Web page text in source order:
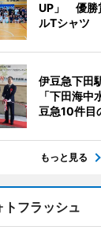
UP」 優勝
ルTシャツ
伊豆急下田
「下田海
豆急10件目
もっと見る
トフラッシュ